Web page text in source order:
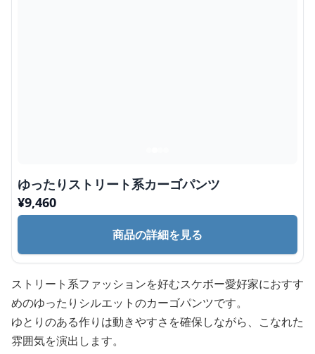
ゆったりストリート系カーゴパンツ
¥9,460
商品の詳細を見る
ストリート系ファッションを好むスケボー愛好家におすす
めのゆったりシルエットのカーゴパンツです。
ゆとりのある作りは動きやすさを確保しながら、こなれた
雰囲気を演出します。